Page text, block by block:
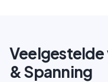
Veelgestelde
& Spanning